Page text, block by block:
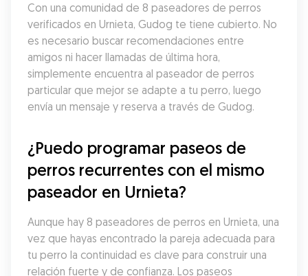
Con una comunidad de 8 paseadores de perros
verificados en Urnieta, Gudog te tiene cubierto. No
es necesario buscar recomendaciones entre
amigos ni hacer llamadas de última hora,
simplemente encuentra al paseador de perros
particular que mejor se adapte a tu perro, luego
envía un mensaje y reserva a través de Gudog.
¿Puedo programar paseos de
perros recurrentes con el mismo
paseador en Urnieta?
Aunque hay 8 paseadores de perros en Urnieta, una
vez que hayas encontrado la pareja adecuada para
tu perro la continuidad es clave para construir una
relación fuerte y de confianza. Los paseos